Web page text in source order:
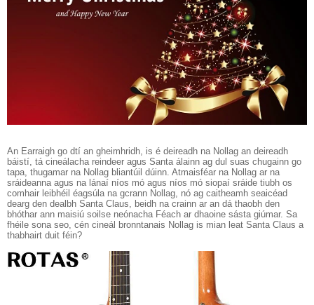
An Earraigh go dtí an gheimhridh, is é deireadh na Nollag an deireadh
báistí, tá cineálacha reindeer agus Santa álainn ag dul suas chugainn go
tapa, thugamar na Nollag bliantúil dúinn. Atmaisféar na Nollag ar na
sráideanna agus na lánaí níos mó agus níos mó siopaí sráide tiubh os
comhair leibhéil éagsúla na gcrann Nollag, nó ag caitheamh seaicéad
dearg den dealbh Santa Claus, beidh na crainn ar an dá thaobh den
bhóthar ann maisiú soilse neónacha Féach ar dhaoine sásta giúmar. Sa
fhéile sona seo, cén cineál bronntanais Nollag is mian leat Santa Claus a
thabhairt duit féin?